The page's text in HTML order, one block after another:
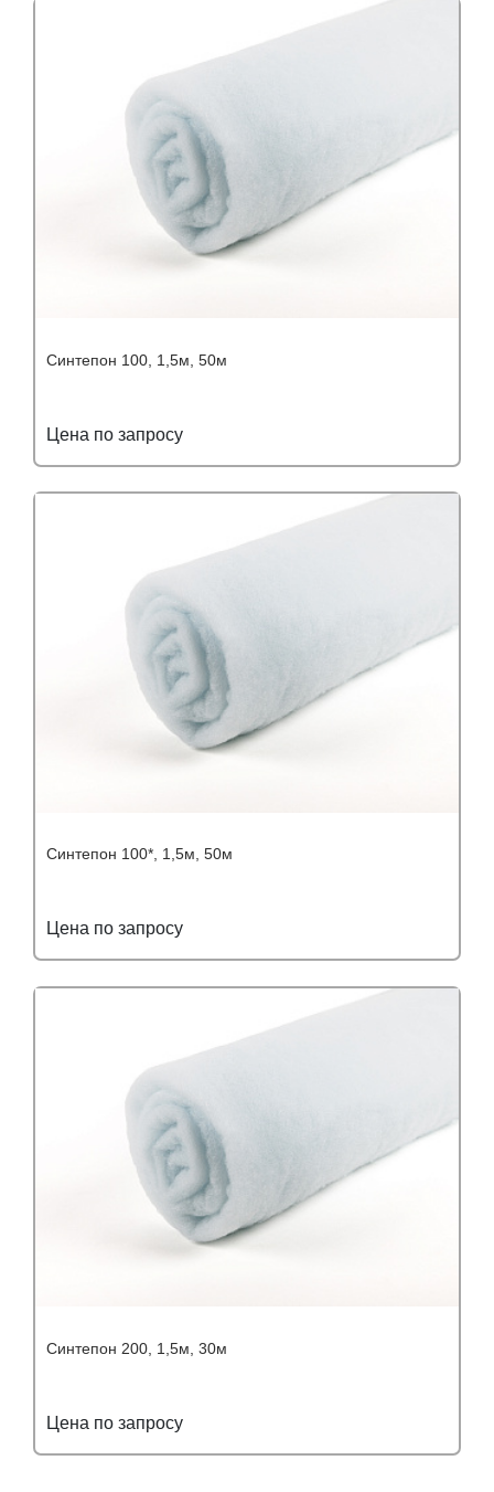
Синтепон 100, 1,5м, 50м
Цена по запросу
Синтепон 100*, 1,5м, 50м
Цена по запросу
Синтепон 200, 1,5м, 30м
Цена по запросу